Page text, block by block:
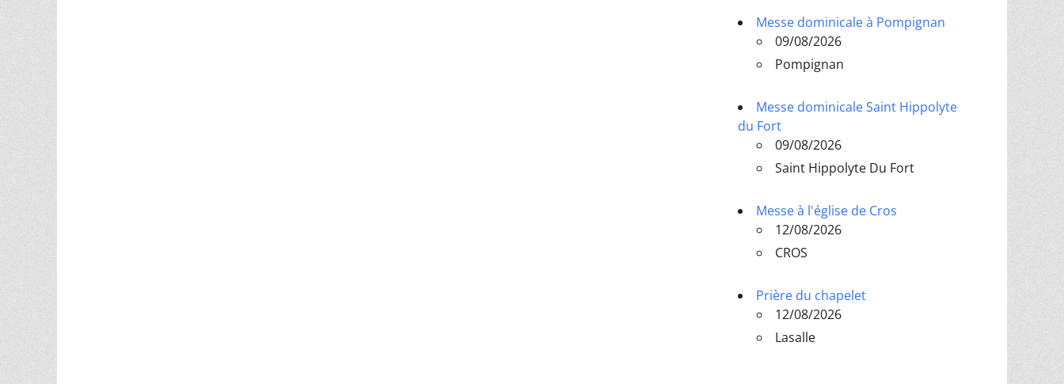
Messe dominicale à Pompignan
09/08/2026
Pompignan
Messe dominicale Saint Hippolyte
du Fort
09/08/2026
Saint Hippolyte Du Fort
Messe à l'église de Cros
12/08/2026
CROS
Prière du chapelet
12/08/2026
Lasalle